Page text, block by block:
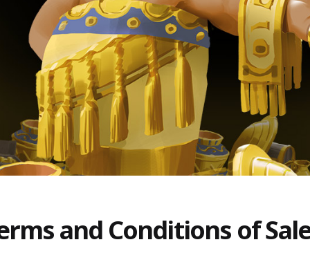
and Conditions of